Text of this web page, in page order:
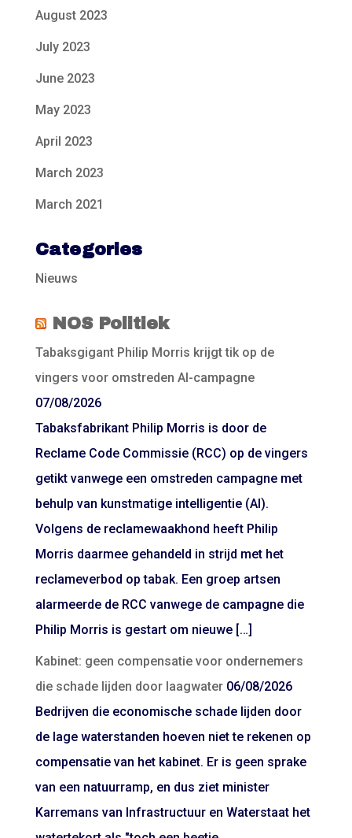
August 2023
July 2023
June 2023
May 2023
April 2023
March 2023
March 2021
Categories
Nieuws
NOS Politiek
Tabaksgigant Philip Morris krijgt tik op de
vingers voor omstreden AI-campagne
07/08/2026
Tabaksfabrikant Philip Morris is door de
Reclame Code Commissie (RCC) op de vingers
getikt vanwege een omstreden campagne met
behulp van kunstmatige intelligentie (AI).
Volgens de reclamewaakhond heeft Philip
Morris daarmee gehandeld in strijd met het
reclameverbod op tabak. Een groep artsen
alarmeerde de RCC vanwege de campagne die
Philip Morris is gestart om nieuwe […]
Kabinet: geen compensatie voor ondernemers
die schade lijden door laagwater 06/08/2026
Bedrijven die economische schade lijden door
de lage waterstanden hoeven niet te rekenen op
compensatie van het kabinet. Er is geen sprake
van een natuurramp, en dus ziet minister
Karremans van Infrastructuur en Waterstaat het